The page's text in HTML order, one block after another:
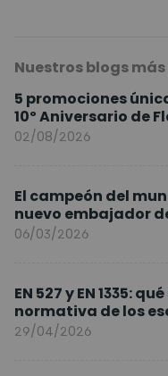
Nuestros blogs
5 promociones
10º Aniversario de
02/08/2026
El campeón del
nuevo embajador
Europa
06/03/2026
EN 527 y EN 1335:
normativa de los
y sillas ergonómicas
29/04/2026